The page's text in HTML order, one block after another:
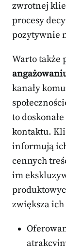
zwrotnej
procesy
pozytywnie
Warto także
kanały
to
kontaktu.
informują
cennych
im
zwiększa